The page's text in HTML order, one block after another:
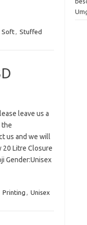
Soft, Stuffed
leave us a
the
us and we will
20 Litre Closure
Gender:Unisex
Printing , Unisex